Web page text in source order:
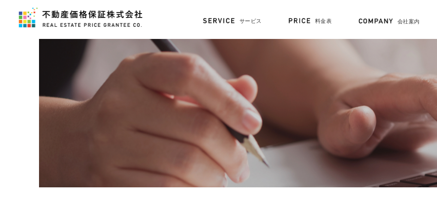
サービス 料金表 会社案内